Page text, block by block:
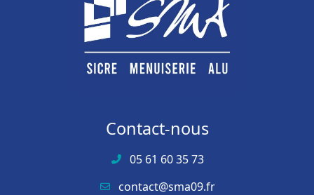
Contact-nous
05 61 60 35 73
contact@sma09.fr